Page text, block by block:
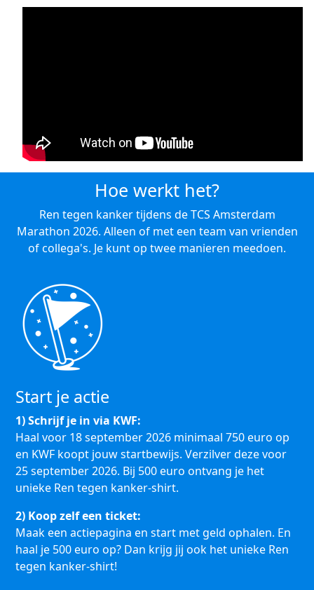
Hoe werkt het?
Ren tegen kanker tijdens de TCS Amsterdam
Marathon 2026. Alleen of met een team van vrienden
of collega's. Je kunt op twee manieren meedoen.
Start je actie
1) Schrijf je in via KWF:
Haal voor 18 september 2026 minimaal 750 euro op
en KWF koopt jouw startbewijs. Verzilver deze voor
25 september 2026. Bij 500 euro ontvang je het
unieke Ren tegen kanker-shirt.
2) Koop zelf een ticket:
Maak een actiepagina en start met geld ophalen. En
haal je 500 euro op? Dan krijg jij ook het unieke Ren
tegen kanker-shirt!